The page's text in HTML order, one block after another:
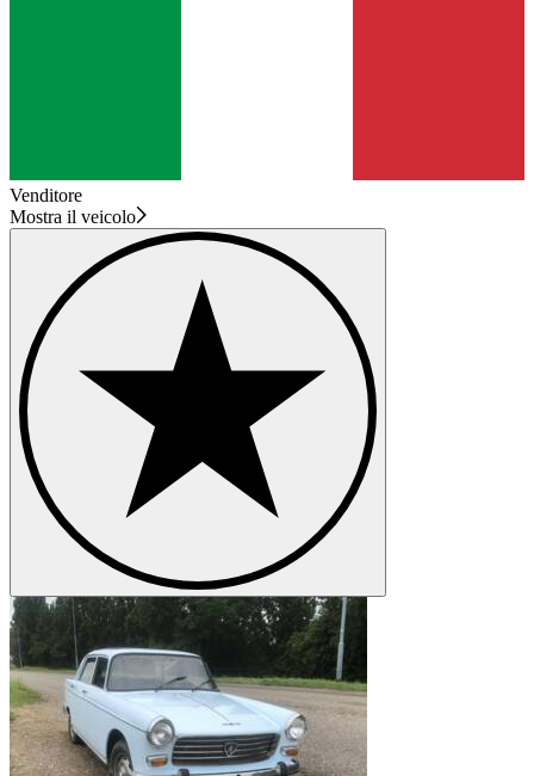
Venditore
Mostra il veicolo